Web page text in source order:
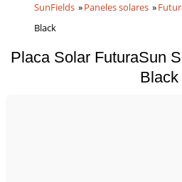
SunFields Paneles solares
Black
Placa Solar FuturaSun
Black